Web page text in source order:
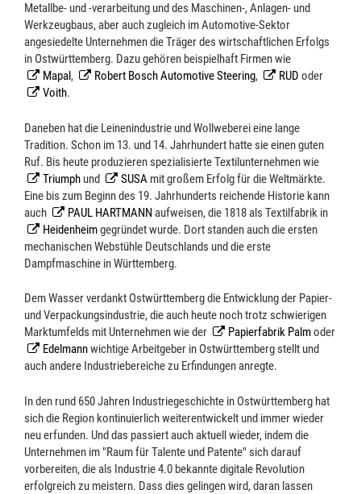
Metallbe- und -verarbeitung und des Maschinen-, Anlagen- und
Werkzeugbaus, aber auch zugleich im Automotive-Sektor
angesiedelte Unternehmen die Träger des wirtschaftlichen Erfolgs
in Ostwürttemberg. Dazu gehören beispielhaft Firmen wie
Mapal, Robert Bosch Automotive Steering, RUD oder
Voith.
Daneben hat die Leinenindustrie und Wollweberei eine lange
Tradition. Schon im 13. und 14. Jahrhundert hatte sie einen guten
Ruf. Bis heute produzieren spezialisierte Textilunternehmen wie
Triumph und SUSA mit großem Erfolg für die Weltmärkte.
Eine bis zum Beginn des 19. Jahrhunderts reichende Historie kann
auch
PAUL HARTMANNaufweisen, die 1818 als Textilfabrik in
Heidenheimgegründet wurde. Dort standen auch die ersten
mechanischen Webstühle Deutschlands und die erste
Dampfmaschine in Württemberg.
Dem Wasser verdankt Ostwürttemberg die Entwicklung der Papier-
und Verpackungsindustrie, die auch heute noch trotz schwierigen
Marktumfelds mit Unternehmen wie der
Papierfabrik Palmoder
Edelmannwichtige Arbeitgeber in Ostwürttemberg stellt und
auch andere Industriebereiche zu Erfindungen anregte.
In den rund 650 Jahren Industriegeschichte in Ostwürttemberg hat
sich die Region kontinuierlich weiterentwickelt und immer wieder
neu erfunden. Und das passiert auch aktuell wieder, indem die
Unternehmen im "Raum für Talente und Patente" sich darauf
vorbereiten, die als Industrie 4.0 bekannte digitale Revolution
erfolgreich zu meistern. Dass dies gelingen wird, daran lassen